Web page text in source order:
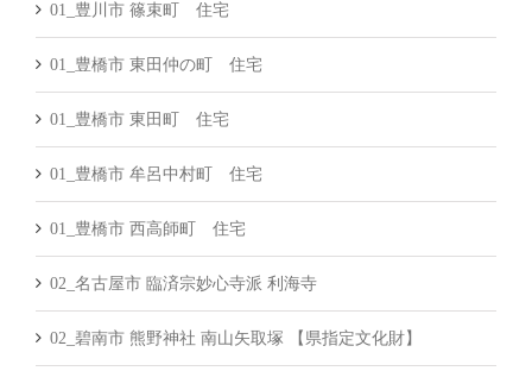
01_豊川市 篠束町 住宅
01_豊橋市 東田仲の町 住宅
01_豊橋市 東田町 住宅
01_豊橋市 牟呂中村町 住宅
01_豊橋市 西高師町 住宅
02_名古屋市 臨済宗妙心寺派 利海寺
02_碧南市 熊野神社 南山矢取塚 【県指定文化財】